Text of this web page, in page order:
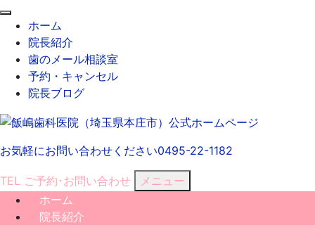
ホーム
院長紹介
歯のメール相談室
予約・キャンセル
院長ブログ
お気軽にお問い合わせください0495-22-1182
TEL ご予約･ お問い合わせ
メニュー
ホーム
院長紹介